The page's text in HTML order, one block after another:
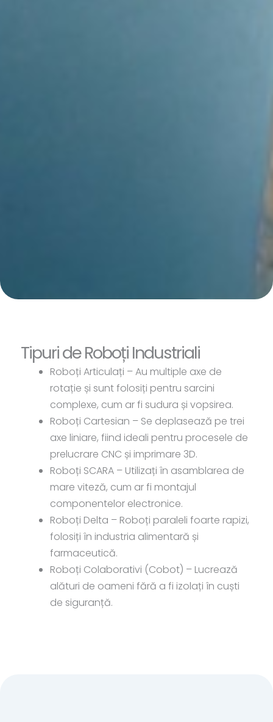
Tipuri de Roboți Industriali
Roboți Articulați – Au multiple axe de
rotație și sunt folosiți pentru sarcini
complexe, cum ar fi sudura și vopsirea.
Roboți Cartesian – Se deplasează pe trei
axe liniare, fiind ideali pentru procesele de
prelucrare CNC și imprimare 3D.
Roboți SCARA – Utilizați în asamblarea de
mare viteză, cum ar fi montajul
componentelor electronice.
Roboți Delta – Roboți paraleli foarte rapizi,
folosiți în industria alimentară și
farmaceutică.
Roboți Colaborativi (Cobot) – Lucrează
alături de oameni fără a fi izolați în cuști
de siguranță.